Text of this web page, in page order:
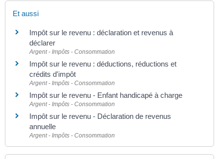
Et aussi
Impôt sur le revenu : déclaration et revenus à
déclarer
Argent - Impôts - Consommation
Impôt sur le revenu : déductions, réductions et
crédits d'impôt
Argent - Impôts - Consommation
Impôt sur le revenu - Enfant handicapé à charge
Argent - Impôts - Consommation
Impôt sur le revenu - Déclaration de revenus
annuelle
Argent - Impôts - Consommation